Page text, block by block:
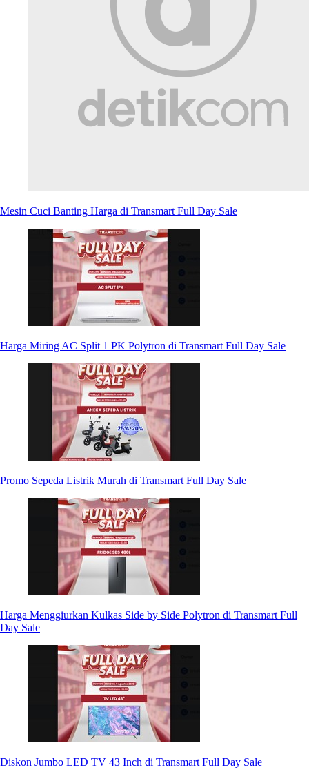
Mesin Cuci Banting Harga di Transmart Full Day Sale
Harga Miring AC Split 1 PK Polytron di Transmart Full Day Sale
Promo Sepeda Listrik Murah di Transmart Full Day Sale
Harga Menggiurkan Kulkas Side by Side Polytron di Transmart Full
Day Sale
Diskon Jumbo LED TV 43 Inch di Transmart Full Day Sale